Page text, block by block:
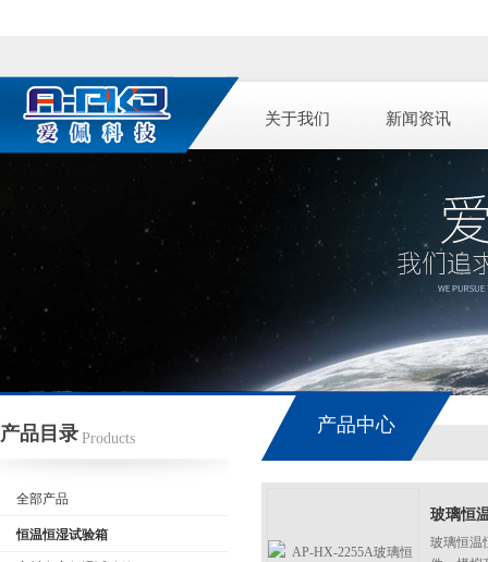
关于我们 新闻资讯
产品目录 Products
全部产品
恒温恒湿试验箱
产品中心
玻璃恒
玻璃恒温